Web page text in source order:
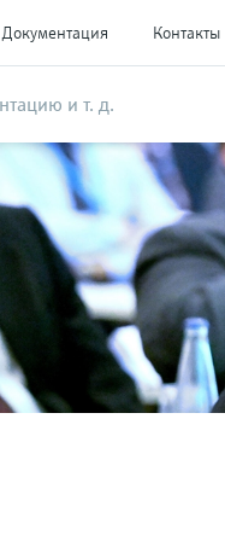
Документация Контакты